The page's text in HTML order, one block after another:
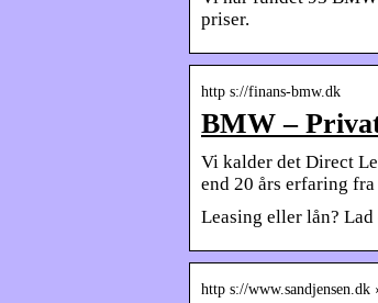
priser.
http s://finans-bmw.dk
BMW –
Vi kalder det Direct
end 20 års erfaring
Leasing eller lån?
http s://www.sandjensen.dk